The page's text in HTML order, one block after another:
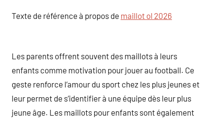
Texte de référence à propos de maillot ol 2026
Les parents offrent souvent des maillots à leurs
enfants comme motivation pour jouer au football. Ce
geste renforce l’amour du sport chez les plus jeunes et
leur permet de s’identifier à une équipe dès leur plus
jeune âge. Les maillots pour enfants sont également